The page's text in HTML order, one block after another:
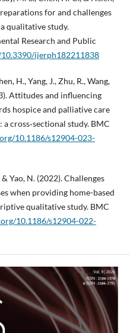
for and challenges
qualitative study.
Research and Public
ijerph182211838
H., Yang, J., Zhu, R., Wang,
Attitudes and influencing
hospice and palliative care
cross‐sectional study. BMC
10.1186/s12904-023-
& Yao, N. (2022). Challenges
when providing home-based
qualitative study. BMC
10.1186/s12904-022-